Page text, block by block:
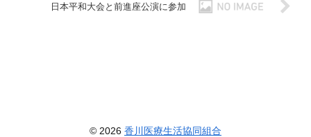
日本平和大会と前進座公演に参加
© 2026 香川医療生活協同組合